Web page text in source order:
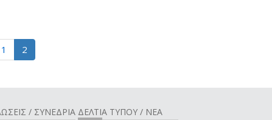
1 2
/ ΣΥΝΕΔΡΙΑ ΔΕΛΤΙΑ ΤΥΠΟΥ / ΝΕΑ